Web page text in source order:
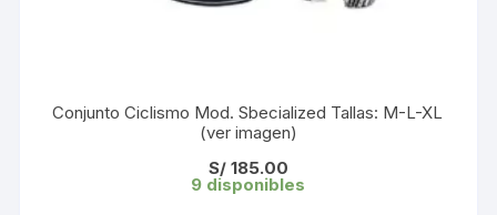
Conjunto Ciclismo Mod. Sbecialized Tallas: M-L-XL
(ver imagen)
S/185.00
9 disponibles